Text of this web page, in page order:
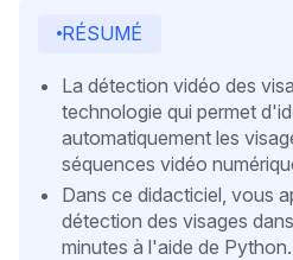
RÉSUMÉ
La détection vidéo des
technologie qui permet
automatiquement les
séquences vidéo
Dans ce didacticiel, vous
détection des visages
minutes à l'aide de Python.